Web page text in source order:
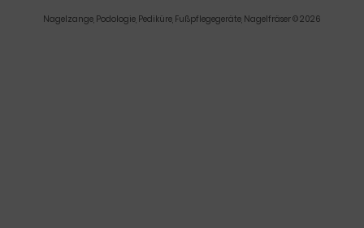
Nagelzange, Podologie, Pediküre, Fußpflegegeräte, Nagelfräser © 2026